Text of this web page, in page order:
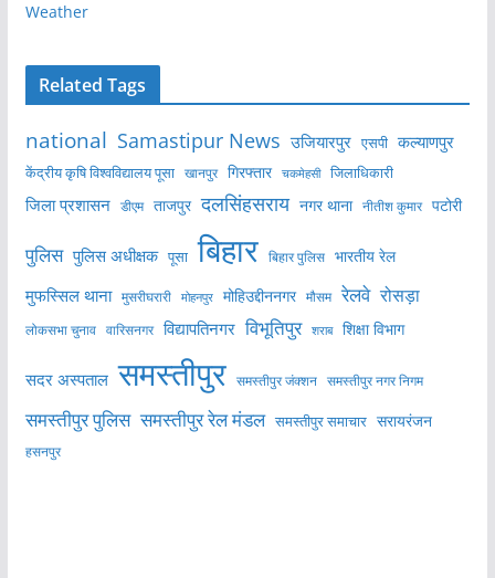
Weather
Related Tags
national Samastipur News उजियारपुर एसपी कल्याणपुर
केंद्रीय कृषि विश्वविद्यालय पूसा खानपुर गिरफ्तार चकमेहसी जिलाधिकारी
जिला प्रशासन डीएम ताजपुर दलसिंहसराय नगर थाना नीतीश कुमार पटोरी
पुलिस पुलिस अधीक्षक पूसा बिहार बिहार पुलिस भारतीय रेल
मुफस्सिल थाना मुसरीघरारी मोहनपुर मोहिउद्दीननगर मौसम रेलवे रोसड़ा
लोकसभा चुनाव वारिसनगर विद्यापतिनगर विभूतिपुर शराब शिक्षा विभाग
सदर अस्पताल समस्तीपुर समस्तीपुर जंक्शन समस्तीपुर नगर निगम
समस्तीपुर पुलिस समस्तीपुर रेल मंडल समस्तीपुर समाचार सरायरंजन
हसनपुर